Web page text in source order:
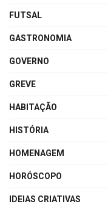
FUTSAL
GASTRONOMIA
GOVERNO
GREVE
HABITAÇÃO
HISTÓRIA
HOMENAGEM
HORÓSCOPO
IDEIAS CRIATIVAS